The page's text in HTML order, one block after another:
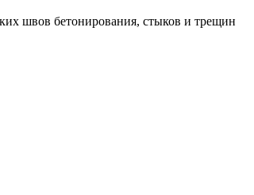
швов бетонирования, стыков и трещин